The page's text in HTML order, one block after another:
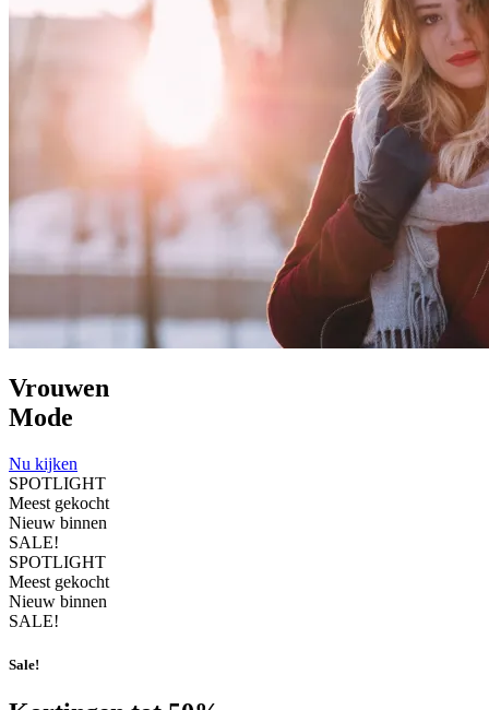
Vrouwen
Mode
Nu kijken
SPOTLIGHT
Meest gekocht
Nieuw binnen
SALE!
SPOTLIGHT
Meest gekocht
Nieuw binnen
SALE!
Sale!